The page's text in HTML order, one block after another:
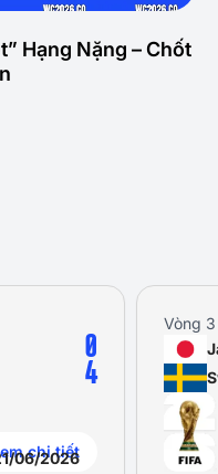
Hạng Nặng – Chốt
06/2026
0
4
chi tiết
Vòng 3